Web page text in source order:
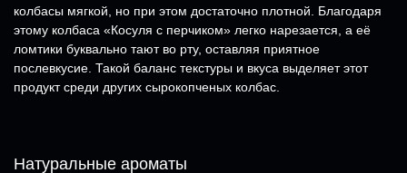
колбасы мягкой, но при этом достаточно плотной. Благодаря
этому колбаса «Косуля с перчиком» легко нарезается, а её
ломтики буквально тают во рту, оставляя приятное
послевкусие. Такой баланс текстуры и вкуса выделяет этот
продукт среди других сырокопченых колбас.
Натуральные ароматы